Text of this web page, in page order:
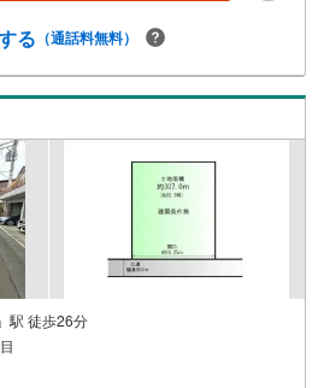
気になる住宅ローンや各種税金につい
！お子様連れのご家族皆様で、ぜひお
時間:10:00～18:00（定休日:火・水曜
あり）現地のご案内も可能ですので、
い合わせください！
る （通話料無料）
駅 徒歩26分